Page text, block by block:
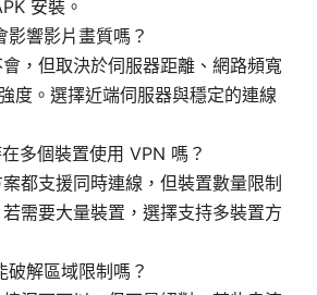
安裝。
響影片畫質嗎？
，但取決於伺服器距離、網路頻寬
度。選擇近端伺服器與穩定的連線
多個裝置使用 VPN 嗎？
都支援同時連線，但裝置數量限制
需要大量裝置，選擇支持多裝置方
解區域限制嗎？